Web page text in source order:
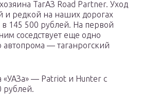
ТагАЗ Road Partner. Уход
и редкой на наших дорогах
145 500 рублей. На первой
соседствует еще одно
автопрома — таганрогский
«УАЗа» — Patriot и Hunter с
рублей.